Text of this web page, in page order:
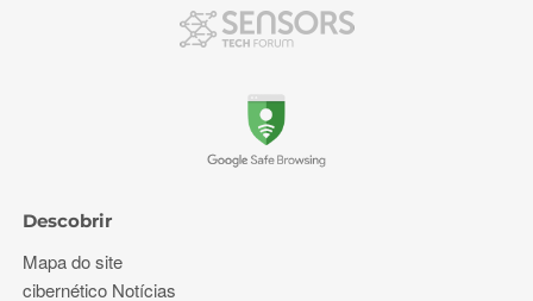
Descobrir
Mapa do site
cibernético Notícias